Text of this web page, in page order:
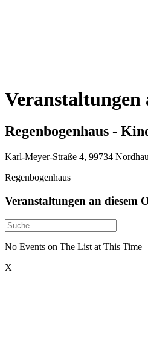
Veranstaltungen
Regenbogenhaus -
Karl-Meyer-Straße 4, 99734
Regenbogenhaus
Veranstaltungen an diesem
No Events on The List at This Time
X